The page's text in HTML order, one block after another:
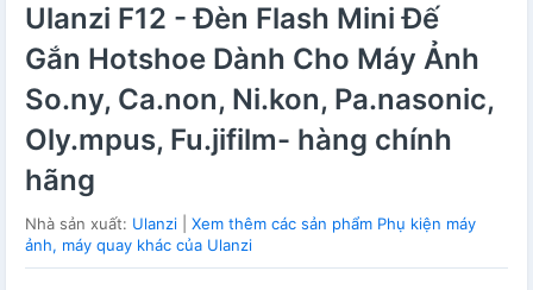
Ulanzi F12 - Đèn Flash Mini Đế
Gắn Hotshoe Dành Cho Máy Ảnh
So.ny, Ca.non, Ni.kon, Pa.nasonic,
Oly.mpus, Fu.jifilm- hàng chính
hãng
Nhà sản xuất: Ulanzi
Xem thêm các sản phẩm Phụ kiện máy
ảnh, máy quay khác của Ulanzi